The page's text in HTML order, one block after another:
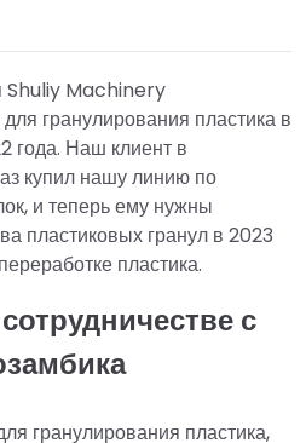
Shuliy Machinery
гранулирования пластика в
года. Наш клиент в
купил нашу линию по
и теперь ему нужны
пластиковых гранул в 2023
пластика.
с
гранулирования пластика,